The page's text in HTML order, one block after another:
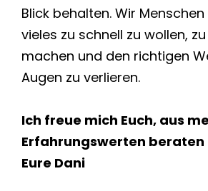
Blick behalten. Wir
vieles zu schnell zu wollen,
machen und den richtigen
Augen zu verlieren.
Ich freue mich Euch, aus
Erfahrungswerten beraten
Eure Dani